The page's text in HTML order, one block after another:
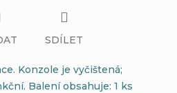
Konzole je vyčištená;
Balení obsahuje: 1 ks
SDÍLET